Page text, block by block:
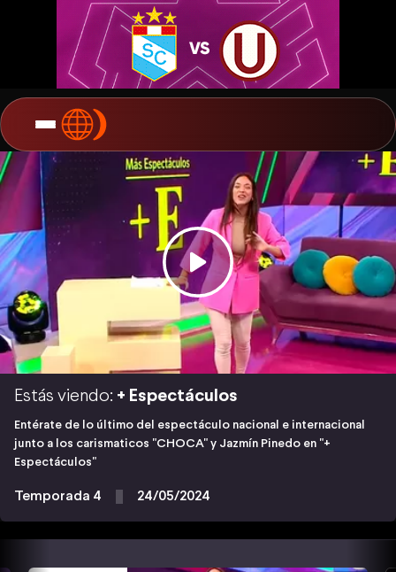
Estás viendo: + Espectáculos
Entérate de lo último del espectáculo nacional e internacional
junto a los carismaticos "CHOCA" y Jazmín Pinedo en "+
Espectáculos"
Temporada 4 24/05/2024